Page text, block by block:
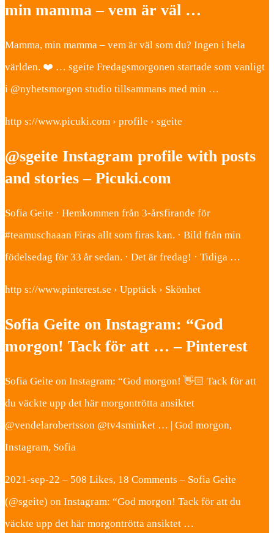
min mamma – vem är väl …
Mamma, min mamma – vem är väl som du? Ingen i hela
världen. ❤️ … sgeite Fredagsmorgonen startade som vanligt
i @nyhetsmorgon studio tillsammans med min …
http s://www.picuki.com › profile › sgeite
@sgeite Instagram profile with posts
and stories – Picuki.com
Sofia Geite · Hemkommen från 3-årsfirande för
#teamuschaaan Firas allt som firas kan. · Bild från min
födelsedag för 33 år sedan. · Det är fredag! · Tidiga …
http s://www.pinterest.se › Upptäck › Skönhet
Sofia Geite on Instagram: “God
morgon! Tack för att … – Pinterest
Sofia Geite on Instagram: “God morgon! 👋🏻 Tack för att
du väckte upp det här morgontrötta ansiktet
@vendelarobertsson @tv4sminket … | God morgon,
Instagram, Sofia
2021-sep-22 – 508 Likes, 18 Comments – Sofia Geite
(@sgeite) on Instagram: “God morgon! Tack för att du
väckte upp det här morgontrötta ansiktet …